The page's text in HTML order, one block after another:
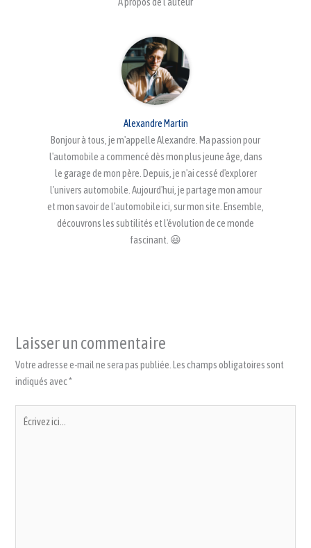
Alexandre Martin
Bonjour à tous, je m'appelle Alexandre. Ma passion pour
l'automobile a commencé dès mon plus jeune âge, dans
le garage de mon père. Depuis, je n'ai cessé d'explorer
l'univers automobile. Aujourd'hui, je partage mon amour
et mon savoir de l'automobile ici, sur mon site. Ensemble,
découvrons les subtilités et l'évolution de ce monde
fascinant. 😃
Laisser un commentaire
Votre adresse e-mail ne sera pas publiée. Les champs obligatoires sont
indiqués avec*
ici…